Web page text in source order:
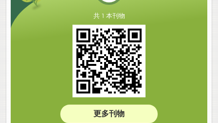
共 1 本刊物
更多刊物